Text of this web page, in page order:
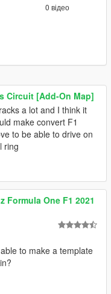
0 відео
Circuit [Add-On Map]
a lot and I think it
make convert F1
to be able to drive on
ring
Formula One F1 2021
to make a template